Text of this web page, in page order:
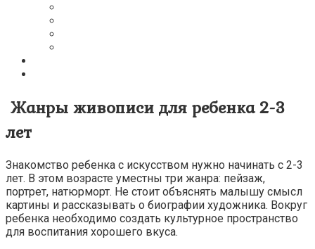
Жанры живописи для ребенка 2-3
лет
Знакомство ребенка с искусством нужно начинать с 2-3
лет. В этом возрасте уместны три жанра: пейзаж,
портрет, натюрморт. Не стоит объяснять малышу смысл
картины и рассказывать о биографии художника. Вокруг
ребенка необходимо создать культурное пространство
для воспитания хорошего вкуса.